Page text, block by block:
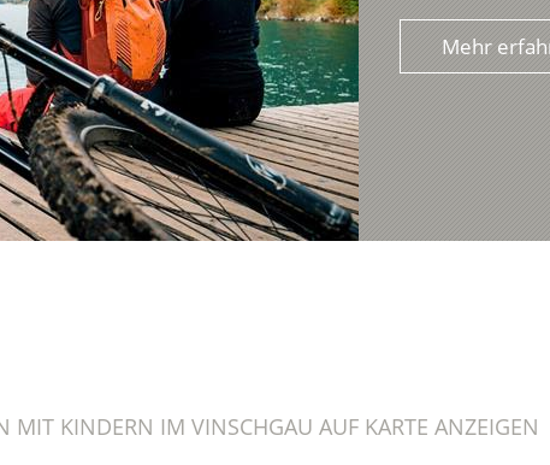
Mehr
MIT KINDERN IM VINSCHGAU AUF KARTE ANZEIGEN